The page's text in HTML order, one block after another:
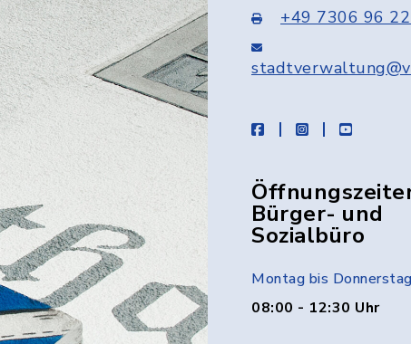
+49 7306 96
facebookinstagramyoutube
Bürger- und
Sozialbüro
Montag bis
08:00 - 12:30 Uhr